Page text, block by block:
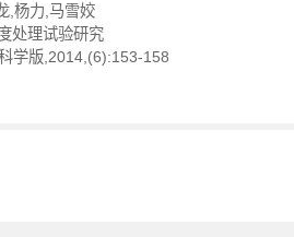
,杨力,马雪姣
处理试验研究
学版,2014,(6):153-158